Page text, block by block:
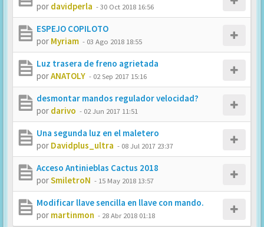
por davidperla -30 Oct 2018 16:56
ESPEJO COPILOTO
por Myriam - 03 Ago 2018 18:55
Luz trasera de freno agrietada
porANATOLY - 02 Sep 2017 15:16
desmontar mandos regulador velocidad?
por darivo - 02 Jun 2017 11:51
Una segunda luz en el maletero
por Davidplus_ultra - 08 Jul 2017 23:37
Acceso Antinieblas Cactus 2018
porSmiletroN - 15 May 2018 13:57
Modificar llave sencilla en llave con mando.
por martinmon - 28 Abr 2018 01:18